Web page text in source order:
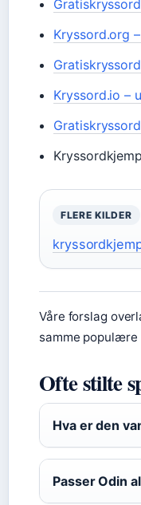
Kryssord.org
Kryssord.io –
FLERE KILDER
Våre forslag
samme
Ofte stilte
Hva er den
Passer Odin